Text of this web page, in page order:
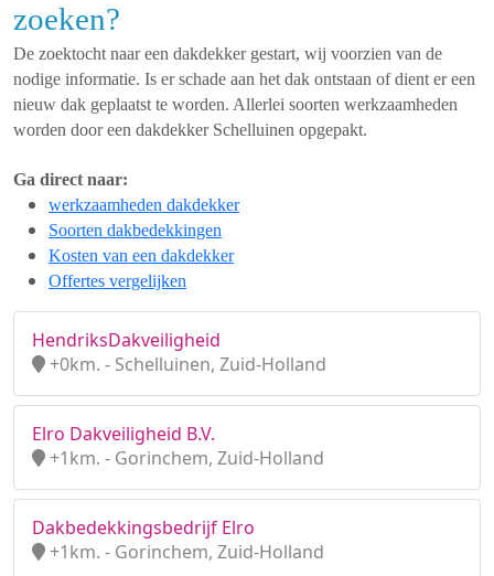
zoeken?
De zoektocht naar een dakdekker gestart, wij voorzien van de
nodige informatie. Is er schade aan het dak ontstaan of dient er een
nieuw dak geplaatst te worden. Allerlei soorten werkzaamheden
worden door een dakdekker Schelluinen opgepakt.
Ga direct naar:
werkzaamheden dakdekker
Soorten dakbedekkingen
Kosten van een dakdekker
Offertes vergelijken
HendriksDakveiligheid
+0km. - Schelluinen, Zuid-Holland
Elro Dakveiligheid B.V.
+1km. - Gorinchem, Zuid-Holland
Dakbedekkingsbedrijf Elro
+1km. - Gorinchem, Zuid-Holland